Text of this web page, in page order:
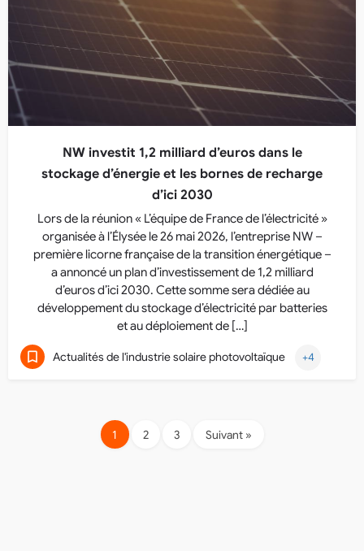
NW investit 1,2 milliard d’euros dans le
stockage d’énergie et les bornes de recharge
d’ici 2030
Lors de la réunion « L’équipe de France de l’électricité »
organisée à l’Élysée le 26 mai 2026, l’entreprise NW –
première licorne française de la transition énergétique –
a annoncé un plan d’investissement de 1,2 milliard
d’euros d’ici 2030. Cette somme sera dédiée au
développement du stockage d’électricité par batteries
et au déploiement de […]
Actualités de l'industrie solaire photovoltaïque +4
1 2 3 Suivant »